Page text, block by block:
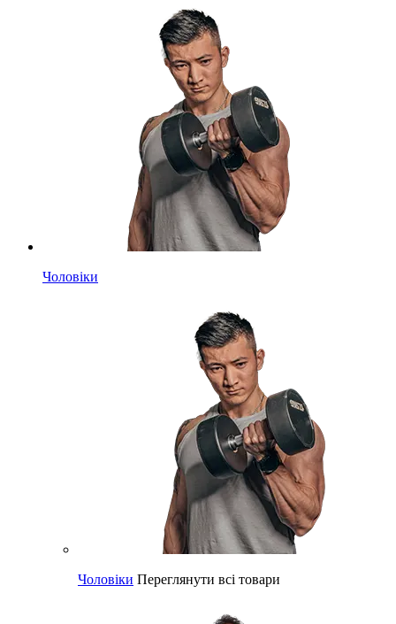
Чоловіки
Чоловіки Переглянути всі товари